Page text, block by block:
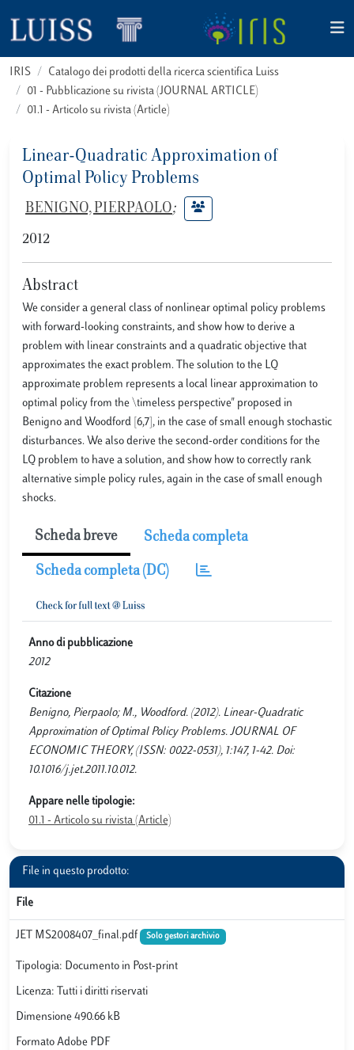
IRIS
Catalogo dei prodotti della ricerca scientifica Luiss
01 - Pubblicazione su rivista (JOURNAL ARTICLE)
01.1 - Articolo su rivista (Article)
Linear-Quadratic Approximation of
Optimal Policy Problems
BENIGNO, PIERPAOLO;
2012
Abstract
We consider a general class of nonlinear optimal policy problems
with forward-looking constraints, and show how to derive a
problem with linear constraints and a quadratic objective that
approximates the exact problem. The solution to the LQ
approximate problem represents a local linear approximation to
optimal policy from the \timeless perspective" proposed in
Benigno and Woodford [6,7], in the case of small enough stochastic
disturbances. We also derive the second-order conditions for the
LQ problem to have a solution, and show how to correctly rank
alternative simple policy rules, again in the case of small enough
shocks.
Scheda breve Scheda completa
Scheda completa (DC)
Anno di pubblicazione
2012
Citazione
Benigno, Pierpaolo; M., Woodford. (2012). Linear-Quadratic
Approximation of Optimal Policy Problems. JOURNAL OF
ECONOMIC THEORY, (ISSN: 0022-0531), 1:147, 1-42. Doi:
10.1016/j.jet.2011.10.012.
Appare nelle tipologie:
01.1 - Articolo su rivista (Article)
File in questo prodotto:
File
JET MS2008407_final.pdf Solo gestori archivio
Tipologia: Documento in Post-print
Licenza: Tutti i diritti riservati
Dimensione 490.66 kB
Formato Adobe PDF